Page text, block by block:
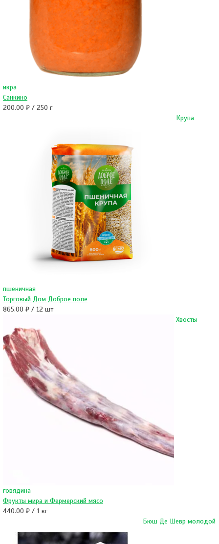
икра
Санкино
200.00 ₽ / 250 г
Крупа
пшеничная
Торговый Дом Доброе поле
865.00 ₽ / 12 шт
Хвосты
говядина
Фрукты мира и Фермерский мясо
440.00 ₽ / 1 кг
Бюш Де Шевр молодой